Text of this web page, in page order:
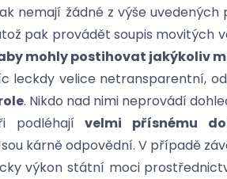
nemají žádné z výše
pak provádět soupis movitých
mohly postihovat jakýkoliv
leckdy velice netransparentní,
. Nikdo nad nimi neprovádí
podléhajívelmi přísnému
kárně odpovědní. V případě
výkon státní moci